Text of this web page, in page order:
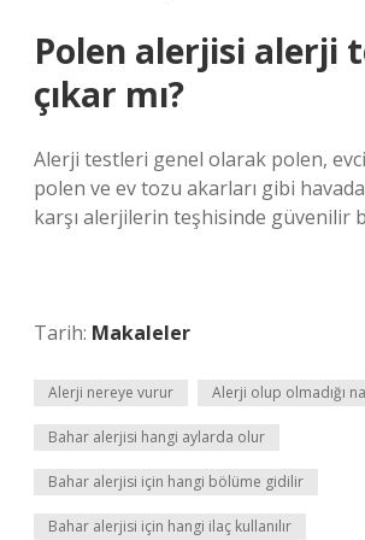
Polen alerjisi alerji
çıkar mı?
Alerji testleri genel olarak polen,
polen ve ev tozu akarları gibi
karşı alerjilerin teşhisinde güvenilir
Tarih: Makaleler
Alerji nereye vurur Alerji olup olmadığı
Bahar alerjisi hangi aylarda olur
Bahar alerjisi için hangi bölüme gidilir
Bahar alerjisi için hangi ilaç kullanılır